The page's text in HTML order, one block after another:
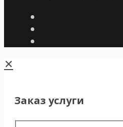
✕
Заказ услуги